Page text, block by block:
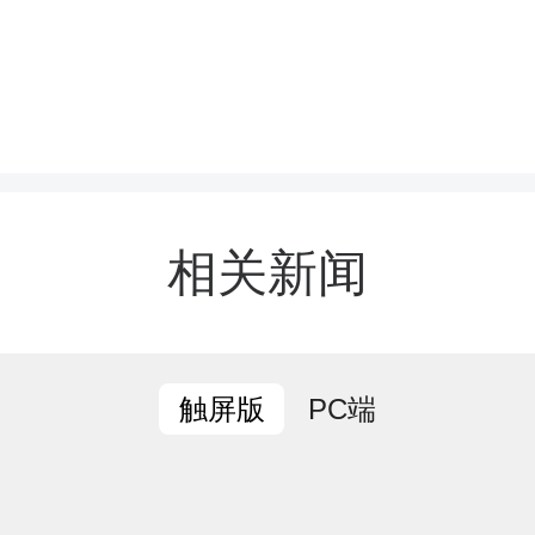
1000 米以下、水平半径
相关新闻
触屏版 PC端